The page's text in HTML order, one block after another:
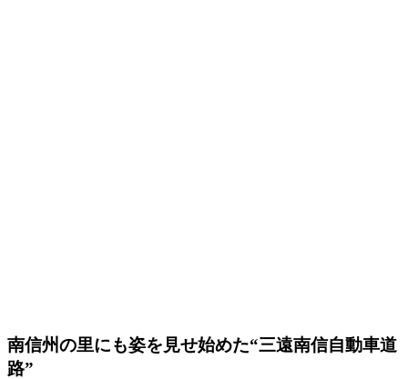
南信州の里にも姿を見せ始めた“三遠南信自動車道
路”